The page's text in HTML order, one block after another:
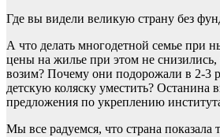
Где вы видели великую страну без
А что делать многодетной семье при
цены на жилье при этом не
возим? Почему они подорожали в 2-3
детскую коляску уместить?
предложения по укреплению
Мы все радуемся, что страна